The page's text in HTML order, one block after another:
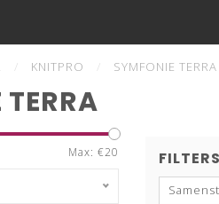
KNITPRO SYMFONIE TERRA
Max: €20 FILTERS